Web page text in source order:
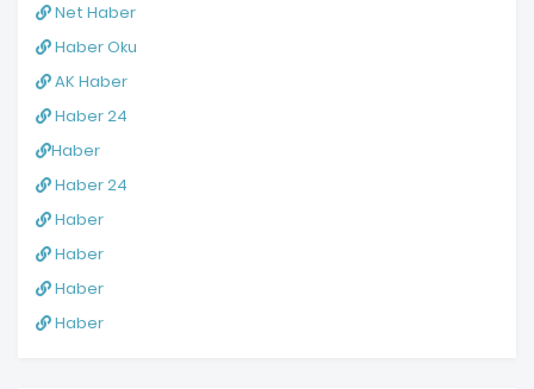
Net Haber
Haber Oku
AK Haber
Haber 24
Haber
Haber 24
Haber
Haber
Haber
Haber